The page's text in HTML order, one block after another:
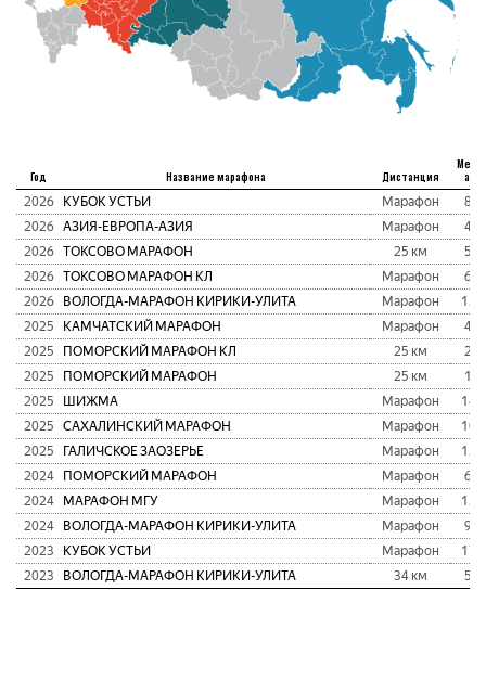
Год Название марафона Дистанция
абс
2026 КУБОК УСТЬИ Марафон
86
2026
АЗИЯ-ЕВРОПА-АЗИЯ Марафон
42
2026
ТОКСОВО МАРАФОН 25 км
59
2026
ТОКСОВО МАРАФОН КЛ Марафон
66
2026
ВОЛОГДА-МАРАФОН КИРИКИ-УЛИТА Марафон
120
2025
КАМЧАТСКИЙ МАРАФОН Марафон
49
2025
ПОМОРСКИЙ МАРАФОН КЛ 25 км
26
2025
ПОМОРСКИЙ МАРАФОН 25 км
18
2025
ШИЖМА Марафон
143
2025
САХАЛИНСКИЙ МАРАФОН Марафон
109
2025
ГАЛИЧСКОЕ ЗАОЗЕРЬЕ Марафон
129
2024
ПОМОРСКИЙ МАРАФОН Марафон
64
2024
МАРАФОН МГУ Марафон
128
2024
ВОЛОГДА-МАРАФОН КИРИКИ-УЛИТА Марафон
95
2023
КУБОК УСТЬИ Марафон
175
2023
ВОЛОГДА-МАРАФОН КИРИКИ-УЛИТА 34 км 59